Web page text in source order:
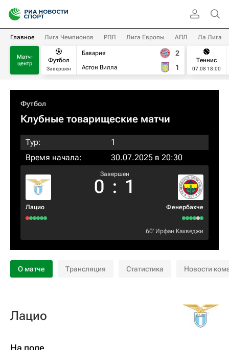
Главное Лига Чемпионов РПЛ Лига Европы АПЛ Ла Лига
Матч-
центр
Футбол
Завершен
Бавария
Астон Вилла
2
1
Теннис
07.08 18:00
Футбол
Клубные товарищеские матчи
Тур:
1
Время начала:
30.07.2025 в 20:30
Лацио
Завершен
0 : 1
Фенербахче
60‎’‎ Ирфан Кахведжи
О матче Трансляция Статистика Новости
Лацио
На поле